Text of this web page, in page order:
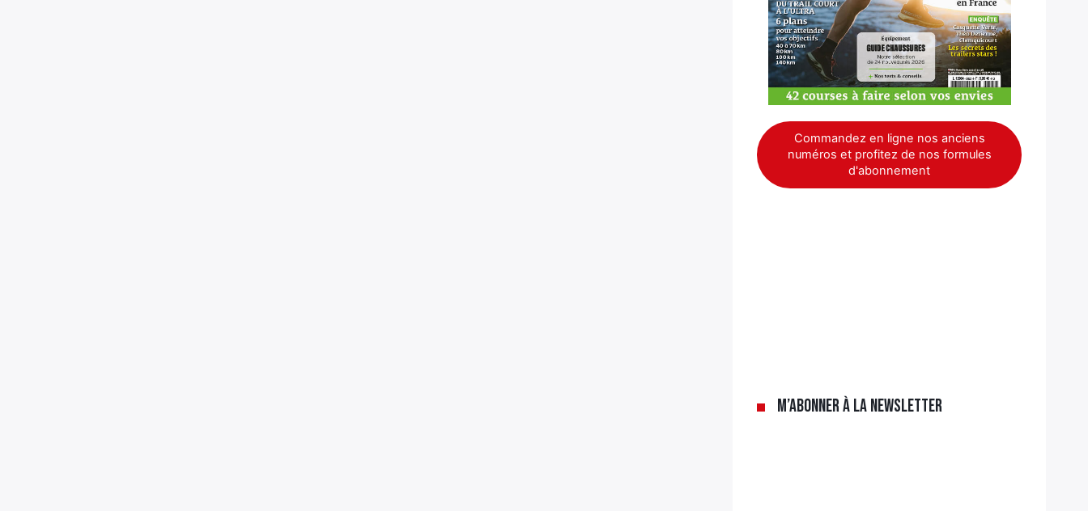
Commandez en ligne nos anciens
numéros et profitez de nos formules
d'abonnement
M’abonner à la newsletter